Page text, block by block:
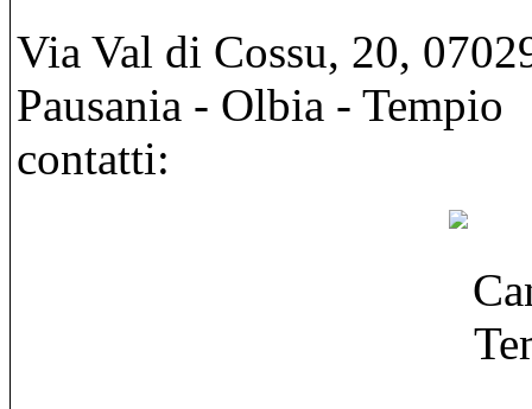
Via Val di Cossu, 20,
Pausania - Olbia - Tempio
contatti: